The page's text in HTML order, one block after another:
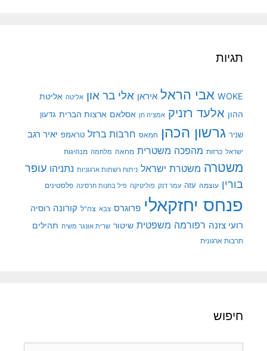
תגיות
WOKE אבי הראל איראן אלי בר און אליטה אליטת
ההון אלעד רזניק אמציה חן אסלאם ארצות הברית גדעון
שניר גרשון הכהן חמאס חרבות ברזל טראמפ יאיר רגב
ישראל כרזות מהפכה משטרית מחאה מלחמה מנהיגות
משטרה משטרת ישראל ניתוח רשתות ארגוניות נתניהו עופר
בורין עוצמה עזה עמר דנק פוליטיקה פיל בחנות חרסינה פלסטינים
פנחס יחזקאלי פרוגרס צבא צה"ל קורונה רוסיה
רועי צזנה רפורמה משפטית שיטור שרית אונגר משיח תהילים
תרבות ארגונית
חיפוש